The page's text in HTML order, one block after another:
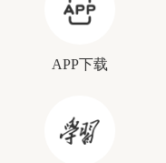
APP下载